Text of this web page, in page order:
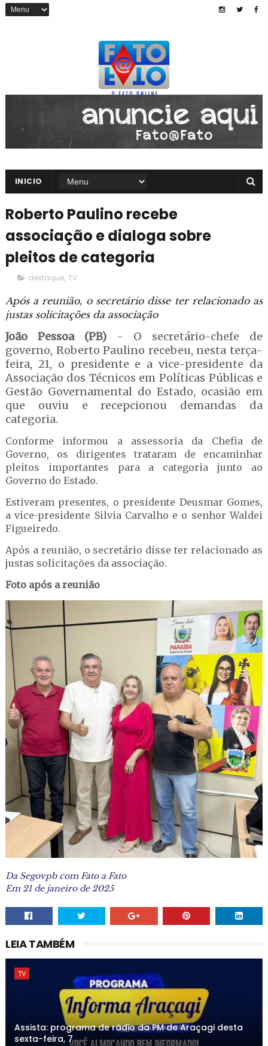
INICIO
Roberto Paulino recebe
associação e dialoga sobre
pleitos de categoria
destaque, TV
Após a reunião, o secretário disse ter relacionado as
justas solicitações da associação
João Pessoa (PB)- O secretário-chefe de
governo, Roberto Paulino recebeu, nesta terça-
feira, 21, o presidente e a vice-presidente da
Associação dos Técnicos em Políticas Públicas e
Gestão Governamental do Estado, ocasião em
que ouviu e recepcionou demandas da
categoria.
Conforme informou a assessoria da Chefia de
Governo, os dirigentes trataram de encaminhar
pleitos importantes para a categoria junto ao
Governo do Estado.
Estiveram presentes, o presidente Deusmar Gomes,
a vice-presidente Silvia Carvalho e o senhor Waldei
Figueiredo.
Após a reunião, o secretário disse ter relacionado as
justas solicitações da associação.
Foto após a reunião
Da Segovpb com Fato a Fato
Em 21 de janeiro de 2025
LEIA TAMBÉM
TV
Assista: programa de rádio da PM de Araçagi desta
sexta-feira, 7